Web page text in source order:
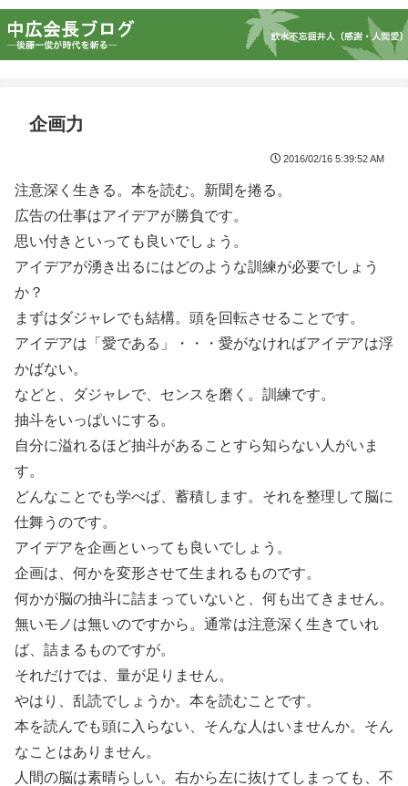
企画力
2016/02/16 5:39:52 AM
注意深く生きる。本を読む。新聞を捲る。
広告の仕事はアイデアが勝負です。
思い付きといっても良いでしょう。
アイデアが湧き出るにはどのような訓練が必要でしょう
か？
まずはダジャレでも結構。頭を回転させることです。
アイデアは「愛である」・・・愛がなければアイデアは浮
かばない。
などと、ダジャレで、センスを磨く。訓練です。
抽斗をいっぱいにする。
自分に溢れるほど抽斗があることすら知らない人がいま
す。
どんなことでも学べば、蓄積します。それを整理して脳に
仕舞うのです。
アイデアを企画といっても良いでしょう。
企画は、何かを変形させて生まれるものです。
何かが脳の抽斗に詰まっていないと、何も出てきません。
無いモノは無いのですから。通常は注意深く生きていれ
ば、詰まるものですが。
それだけでは、量が足りません。
やはり、乱読でしょうか。本を読むことです。
本を読んでも頭に入らない、そんな人はいませんか。そん
なことはありません。
人間の脳は素晴らしい。右から左に抜けてしまっても、不